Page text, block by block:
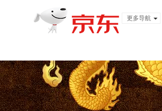
更多导航